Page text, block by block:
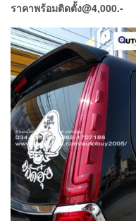
ราคาพร้อมติดตั้ง@4,000.-